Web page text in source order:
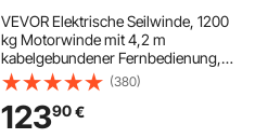
VEVOR Elektrische Seilwinde, 1200
kg Motorwinde mit 4,2 m
kabelgebundener Fernbedienung,
12 m Hubhöhe mit Einzelkabel,
Einzel-/Doppelschlingen, Not-Aus,
Hebezeug für Garage, Lager, Fabrik
(380)
12390€